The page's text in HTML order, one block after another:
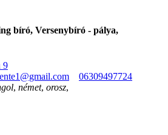
bíró, Versenybíró - pálya,
9
06309497724
, német, orosz,